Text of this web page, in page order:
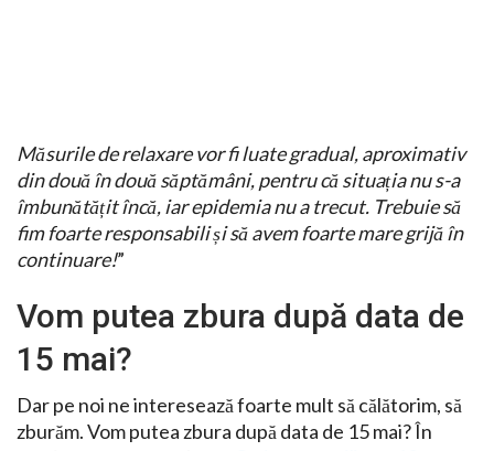
Măsurile de relaxare vor fi luate gradual, aproximativ
din două în două săptămâni, pentru că situația nu s-a
îmbunătățit încă, iar epidemia nu a trecut. Trebuie să
fim foarte responsabili și să avem foarte mare grijă în
continuare!”
Vom putea zbura după data de
15 mai?
Dar pe noi ne interesează foarte mult să călătorim, să
zburăm. Vom putea zbura după data de 15 mai? În